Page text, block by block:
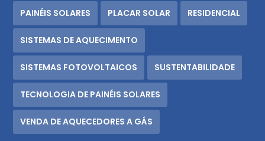
PAINÉIS SOLARES PLACAR SOLAR RESIDENCIAL
SISTEMAS DE AQUECIMENTO
SISTEMAS FOTOVOLTAICOS SUSTENTABILIDADE
TECNOLOGIA DE PAINÉIS SOLARES
VENDA DE AQUECEDORES A GÁS